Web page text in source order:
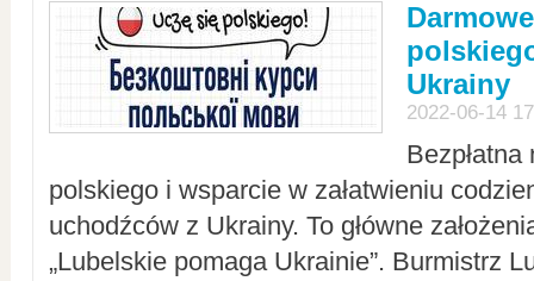
Ukrainy
2022-06-14
polskiego i wsparcie w załatwieniu
uchodźców z Ukrainy. To główne
„Lubelskie pomaga Ukrainie”. Burmistrz